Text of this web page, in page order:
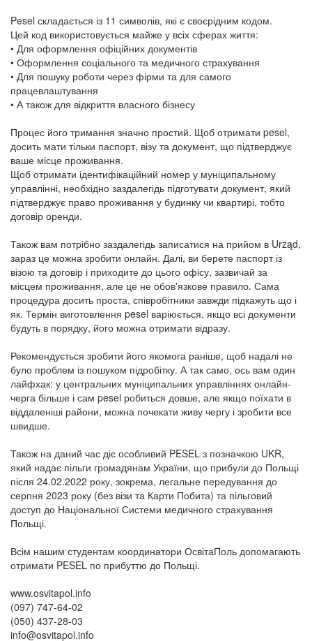
Pesel складається із 11 символів, які є своєрідним кодом.
Цей код використовується майже у всіх сферах життя:
• Для оформлення офіційних документів
• Оформлення соціального та медичного страхування
• Для пошуку роботи через фірми та для самого
працевлаштування
• А також для відкриття власного бізнесу
Процес його тримання значно простий. Щоб отримати pesel,
досить мати тільки паспорт, візу та документ, що підтверджує
ваше місце проживання.
Щоб отримати ідентифікаційний номер у муніципальному
управлінні, необхідно заздалегідь підготувати документ, який
підтверджує право проживання у будинку чи квартирі, тобто
договір оренди.
Також вам потрібно заздалегідь записатися на прийом в Urząd,
зараз це можна зробити онлайн. Далі, ви берете паспорт із
візою та договір і приходите до цього офісу, зазвичай за
місцем проживання, але це не обов'язкове правило. Сама
процедура досить проста, співробітники завжди підкажуть що і
як. Термін виготовлення pesel варіюється, якщо всі документи
будуть в порядку, його можна отримати відразу.
Рекомендується зробити його якомога раніше, щоб надалі не
було проблем із пошуком підробітку. А так само, ось вам один
лайфхак: у центральних муніципальних управліннях онлайн-
черга більше і сам pesel робиться довше, але якщо поїхати в
віддаленіші райони, можна почекати живу чергу і зробити все
швидше.
Також на даний час діє особливий PESEL з позначкою UKR,
який надає пільги громадянам України, що прибули до Польщі
після 24.02.2022 року, зокрема, легальне передування до
серпня 2023 року (без візи та Карти Побита) та пільговий
доступ до Національної Системи медичного страхування
Польщі.
Всім нашим студентам координатори ОсвітаПоль допомагають
отримати PESEL по прибуттю до Польщі.
www.osvitapol.info
(097) 747-64-02
(050) 437-28-03
info@osvitapol.info